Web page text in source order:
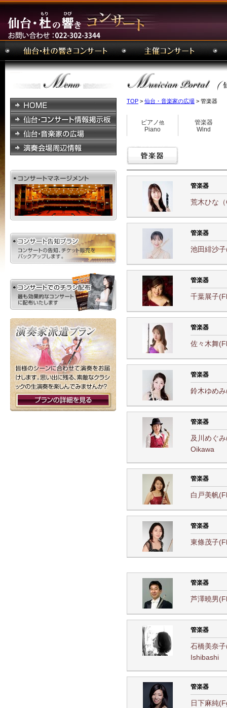
TOP > 仙台・音楽家の広場 > 管楽器
ピアノ他
Piano
管楽器
Wind
管楽器
荒木ひな
管楽器
池田緋沙
管楽器
千葉展子
管楽器
佐々木舞
管楽器
鈴木ゆめ
管楽器
及川め
Oikawa
管楽器
白戸美帆
管楽器
東條茂子
管楽器
芦澤曉男
管楽器
石橋美奈
Ishibashi
管楽器
日下麻純